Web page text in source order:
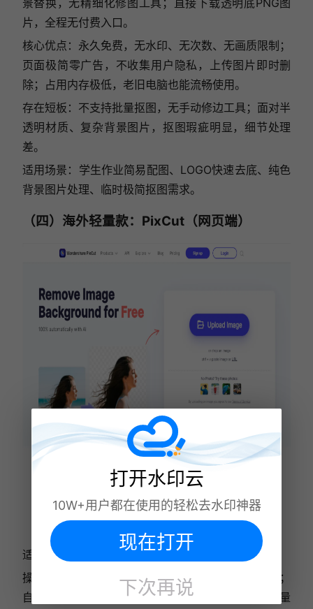
景替换，无精细化修图工具；直接下载透明底PNG图
片，全程无付费入口。
核心优点：永久免费，无水印、无次数、无画质限制；
页面极简零广告，不收集用户隐私，上传图片即时删
除；占用内存极低，老旧电脑也能流畅使用。
存在短板：不支持批量抠图，无手动修边工具；面对半
透明材质、复杂背景图片，抠图瑕疵明显，细节处理
差。
适用场景：学生作业简易配图、LOGO快速去底、纯色
背景图片处理、临时极简抠图需求。
（四）海外轻量款：PixCut（网页端）
适配平台：电脑网页端，国内可正常访问，无需翻墙
操作流程：进入官方网站上传图片，AI自动完成抠图；
自带简易擦除、恢复画笔，可微调基础边缘；内置少量
打开水印云
10W+用户都在使用的轻松去水印神器
现在打开
下次再说